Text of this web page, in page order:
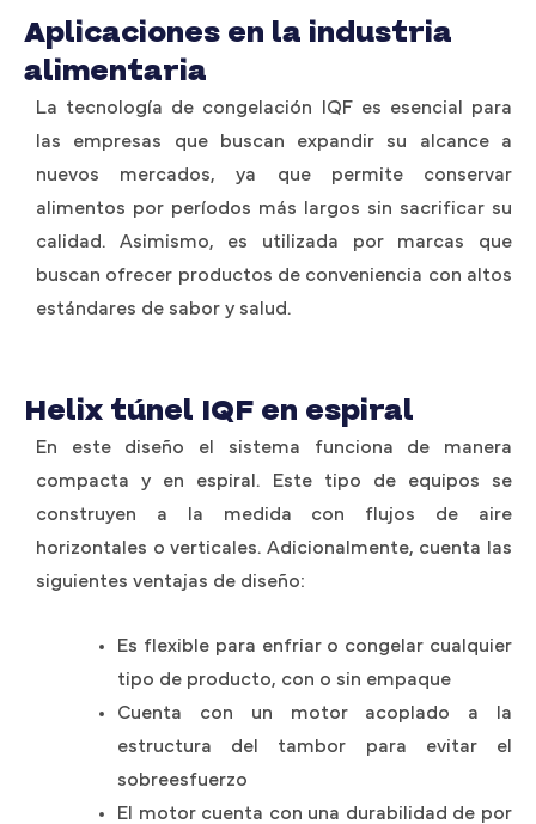
Aplicaciones en la industria
alimentaria
La tecnología de congelación IQF es esencial para
las empresas que buscan expandir su alcance a
nuevos mercados, ya que permite conservar
alimentos por períodos más largos sin sacrificar su
calidad. Asimismo, es utilizada por marcas que
buscan ofrecer productos de conveniencia con altos
estándares de sabor y salud.
Helix túnel IQF en espiral
En este diseño el sistema funciona de manera
compacta y en espiral. Este tipo de equipos se
construyen a la medida con flujos de aire
horizontales o verticales. Adicionalmente, cuenta las
siguientes ventajas de diseño:
Es flexible para enfriar o congelar cualquier
tipo de producto, con o sin empaque
Cuenta con un motor acoplado a la
estructura del tambor para evitar el
sobreesfuerzo
El motor cuenta con una durabilidad de por